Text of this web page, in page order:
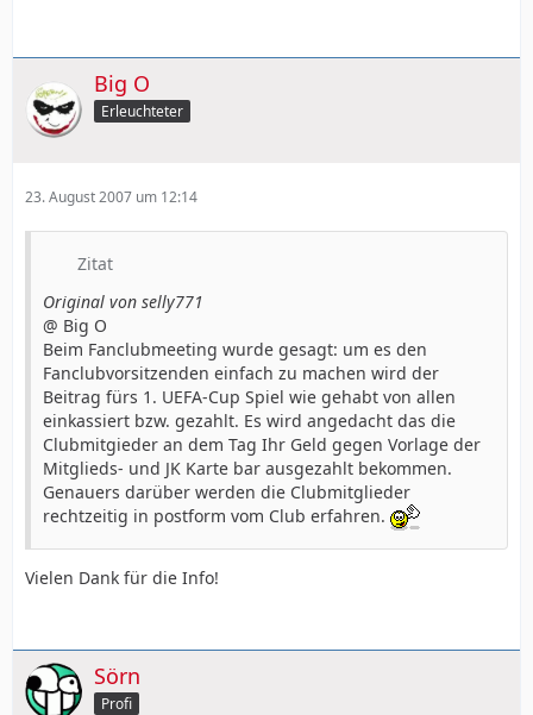
Big O
Erleuchteter
23. August 2007 um 12:14
Zitat
Original von selly771
@ Big O
Beim Fanclubmeeting wurde gesagt: um es den
Fanclubvorsitzenden einfach zu machen wird der
Beitrag fürs 1. UEFA-Cup Spiel wie gehabt von allen
einkassiert bzw. gezahlt. Es wird angedacht das die
Clubmitgieder an dem Tag Ihr Geld gegen Vorlage der
Mitglieds- und JK Karte bar ausgezahlt bekommen.
Genauers darüber werden die Clubmitglieder
rechtzeitig in postform vom Club erfahren.
Vielen Dank für die Info!
Sörn
Profi